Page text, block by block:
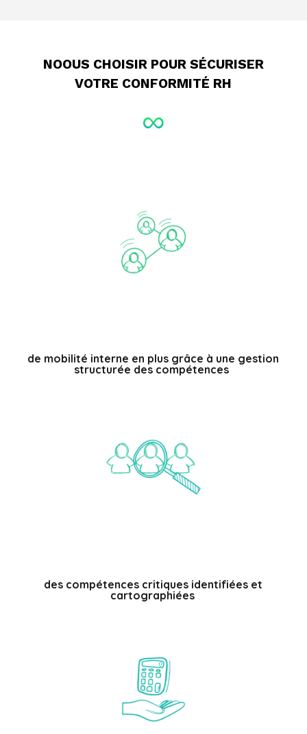
NOOUS CHOISIR POUR SÉCURISER
VOTRE CONFORMITÉ RH
de mobilité interne en plus grâce à une gestion
structurée des compétences
des compétences critiques identifiées et
cartographiées